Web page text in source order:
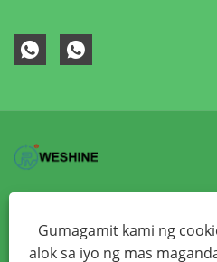
MGA PRODUKTO
Gumagamit kami ng
alok sa iyo ng mas